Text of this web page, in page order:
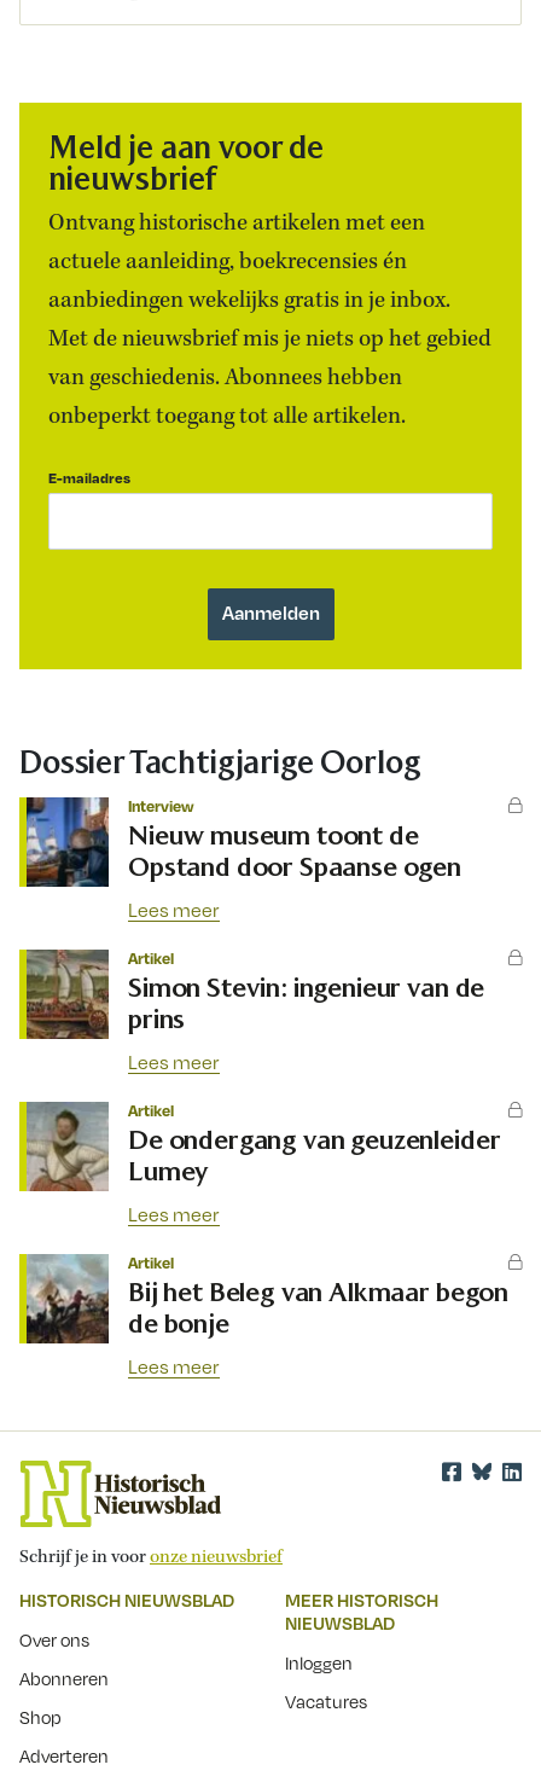
Meld je aan voor de
nieuwsbrief
Ontvang historische artikelen met een
actuele aanleiding, boekrecensies én
aanbiedingen wekelijks gratis in je inbox.
Met de nieuwsbrief mis je niets op het gebied
van geschiedenis. Abonnees hebben
onbeperkt toegang tot alle artikelen.
E-mailadres
Dossier Tachtigjarige Oorlog
Interview
Nieuw museum toont de
Opstand door Spaanse ogen
Lees meer
Artikel
Simon Stevin: ingenieur van de
prins
Lees meer
Artikel
De ondergang van geuzenleider
Lumey
Lees meer
Artikel
Bij het Beleg van Alkmaar begon
de bonje
Lees meer
Schrijf je in vooronze nieuwsbrief
HISTORISCH NIEUWSBLAD
Over ons
Abonneren
Shop
Adverteren
MEER HISTORISCH
NIEUWSBLAD
Inloggen
Vacatures